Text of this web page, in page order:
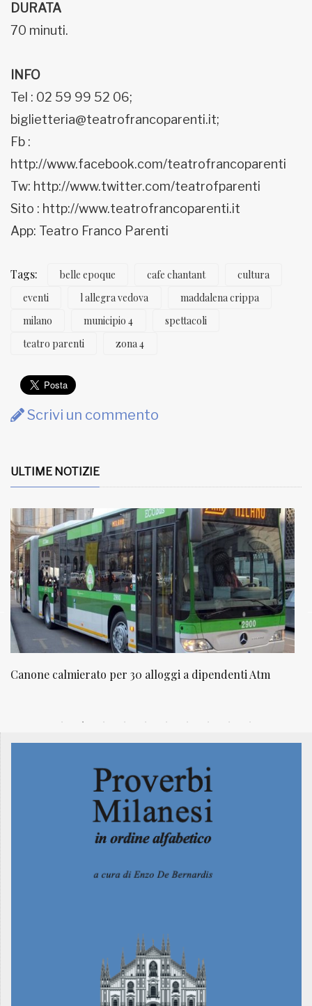
DURATA
70 minuti.
INFO
Tel : 02 59 99 52 06;
biglietteria@teatrofrancoparenti.it;
Fb :
http://www.facebook.com/teatrofrancoparenti
Tw: http://www.twitter.com/teatrofparenti
Sito : http://www.teatrofrancoparenti.it
App: Teatro Franco Parenti
Tags: belle epoque cafe chantant
cultura
eventi
l allegra vedova
maddalena crippa
milano
municipio 4
spettacoli
teatro parenti
zona 4
Scrivi un commento
ULTIME NOTIZIE
NATUROPATIA IN BREVE 20/01